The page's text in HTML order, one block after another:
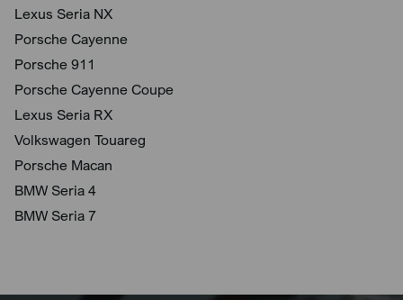
Lexus Seria NX
Porsche Cayenne
Porsche 911
Porsche Cayenne Coupe
Lexus Seria RX
Volkswagen Touareg
Porsche Macan
BMW Seria 4
BMW Seria 7